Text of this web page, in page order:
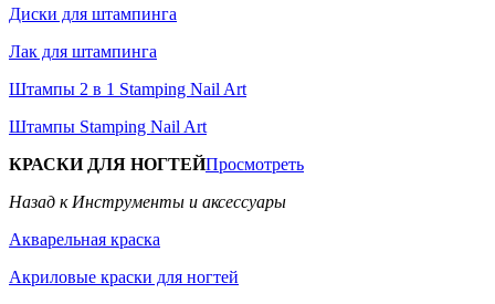
Диски для штампинга
Лак для штампинга
Штампы 2 в 1 Stamping Nail Art
Штампы Stamping Nail Art
КРАСКИ ДЛЯ НОГТЕЙПросмотреть
Назад к Инструменты и аксессуары
Акварельная краска
Акриловые краски для ногтей